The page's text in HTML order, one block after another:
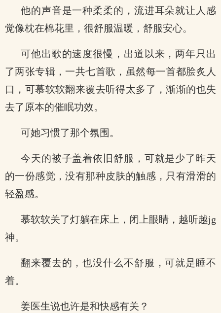
他的声音是一种柔柔的，流进耳朵就让人感
觉像枕在棉花里，很舒服温暖，舒服安心。
可他出歌的速度很慢，出道以来，两年只出
了两张专辑，一共七首歌，虽然每一首都脍炙人
口，可慕软软翻来覆去听得太多了，渐渐的也失
去了原本的催眠功效。
可她习惯了那个氛围。
今天的被子盖着依旧舒服，可就是少了昨天
的一份感觉，没有那种皮肤的触感，只有滑滑的
轻盈感。
慕软软关了灯躺在床上，闭上眼睛，越听越jg
神。
翻来覆去的，也没什么不舒服，可就是睡不
着。
姜医生说也许是和快感有关？